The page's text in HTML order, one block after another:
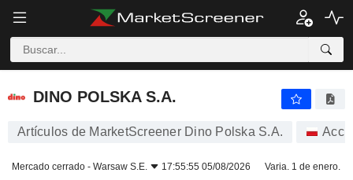
DINO POLSKA S.A.
DINO POLSKA S.A.
Artículos de MarketScreener Dino Polska S.A.
Mercado cerrado - Warsaw S.E. 17:55:55 05/08/2026 Varia. 1 de enero.